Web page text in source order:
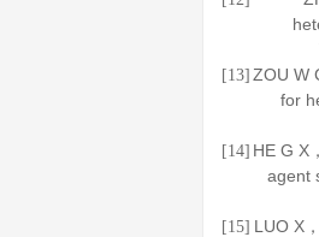
[13] ZOU W
for
[14] HE G X
agent
[15] LUO X